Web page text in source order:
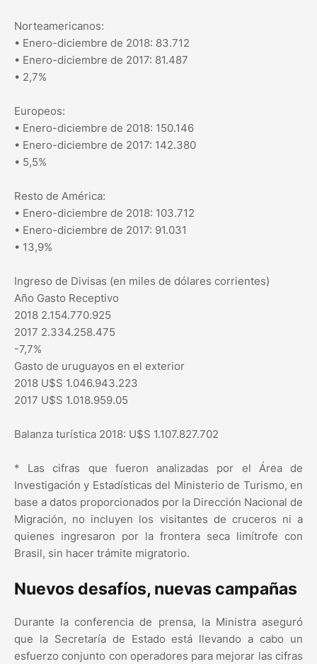
Norteamericanos:
• Enero-diciembre de 2018: 83.712
• Enero-diciembre de 2017: 81.487
• 2,7%
Europeos:
• Enero-diciembre de 2018: 150.146
• Enero-diciembre de 2017: 142.380
• 5,5%
Resto de América:
• Enero-diciembre de 2018: 103.712
• Enero-diciembre de 2017: 91.031
• 13,9%
Ingreso de Divisas (en miles de dólares corrientes)
Año Gasto Receptivo
2018 2.154.770.925
2017 2.334.258.475
-7,7%
Gasto de uruguayos en el exterior
2018 U$S 1.046.943.223
2017 U$S 1.018.959.05
Balanza turística 2018: U$S 1.107.827.702
* Las cifras que fueron analizadas por el Área de
Investigación y Estadísticas del Ministerio de Turismo, en
base a datos proporcionados por la Dirección Nacional de
Migración, no incluyen los visitantes de cruceros ni a
quienes ingresaron por la frontera seca limítrofe con
Brasil, sin hacer trámite migratorio.
Nuevos desafíos, nuevas campañas
Durante la conferencia de prensa, la Ministra aseguró
que la Secretaría de Estado está llevando a cabo un
esfuerzo conjunto con operadores para mejorar las cifras